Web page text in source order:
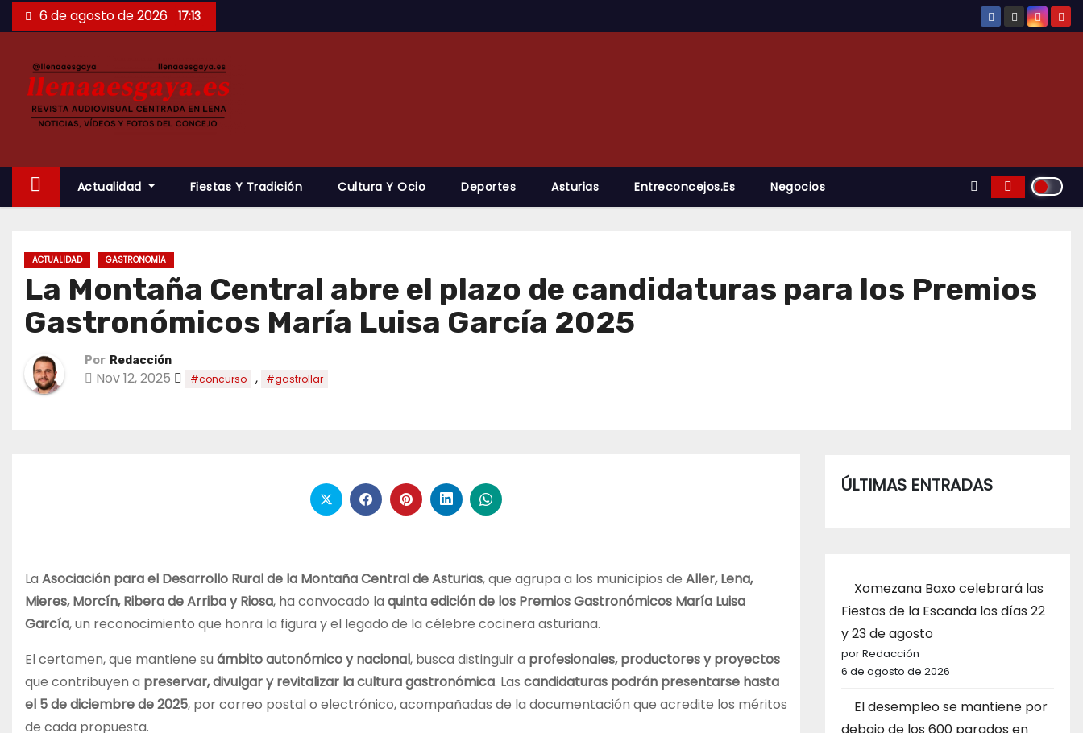
Saltar
al
6 de agosto de 2026 17:13
Actualidad Fiestas Y Tradición Cultura Y Ocio Deportes Asturias Entreconcejos.es Negocios
ACTUALIDAD GASTRONOMÍA
La Montaña Central abre el plazo de candidaturas para los Premios
Gastronómicos María Luisa García 2025
Por Redacción
Nov 12, 2025 #concurso , #gastrollar
La Asociación para el Desarrollo Rural de la Montaña Central de Asturias, que agrupa a los municipios de Aller, Lena,
Mieres, Morcín, Ribera de Arriba y Riosa, ha convocado la quinta edición de los Premios Gastronómicos María Luisa
García, un reconocimiento que honra la figura y el legado de la célebre cocinera asturiana.
El certamen, que mantiene su ámbito autonómico y nacional, busca distinguir a profesionales, productores y proyectos
que contribuyen a preservar, divulgar y revitalizar la cultura gastronómica. Las candidaturas podrán presentarse hasta
el 5 de diciembre de 2025, por correo postal o electrónico, acompañadas de la documentación que acredite los méritos
de cada propuesta.
ÚLTIMAS ENTRADAS
Xomezana Baxo celebrará las
Fiestas de la Escanda los días 22
y 23 de agosto
por Redacción
6 de agosto de 2026
El desempleo se mantiene por
debajo de los 600 parados en